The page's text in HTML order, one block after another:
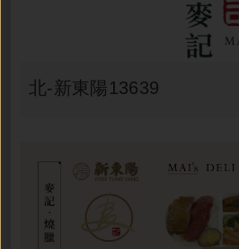
北-新東陽13639